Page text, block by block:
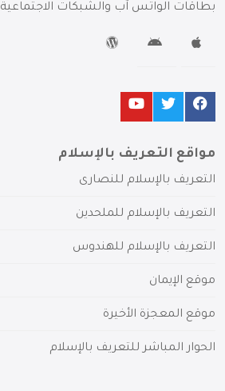
بطاقات الواتس آب والشبكات الاجتماعية
مواقع التعريف بالإسلام
التعريف بالإسلام للنصارى
التعريف بالإسلام للملحدين
التعريف بالإسلام للهندوس
موقع الإيمان
موقع المعجزة الأخيرة
الحوار المباشر للتعريف بالإسلام